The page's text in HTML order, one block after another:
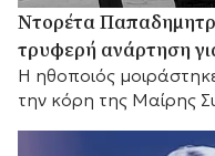
Ντορέτα
τρυφερή ανάρτηση
Η ηθοποιός
την κόρη της Μαίρης